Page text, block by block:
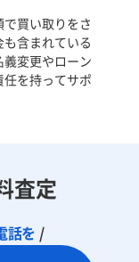
買い取りをさ
含まれている
変更やローン
を持ってサポ
査定
話を /